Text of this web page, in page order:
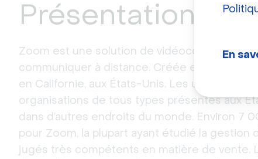
En
Présentation de
Zoom est une solution de vidéoconférence
communiquer à distance. Créée en 2011,
en Californie, aux États-Unis. Les utilisateurs
organisations de tous types présentes aux
dans d’autres endroits du monde. Environ 7
pour Zoom, la plupart ayant étudié la gestion
jugés très compétents en matière de vente.